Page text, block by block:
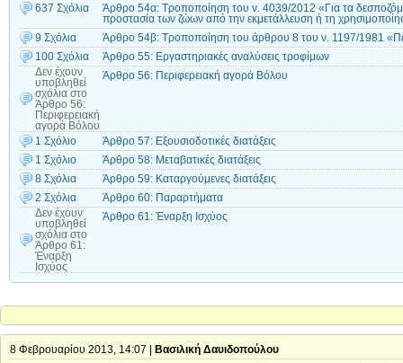
637 Σχόλια
Άρθρο 54α: Τροποποίηση του ν. 4039/2012 «Για τα
προστασία των ζώων από την εκμετάλλευση ή τη
9 Σχόλια
Άρθρο 54β: Τροποποίηση του άρθρου 8 του ν. 1197/1981
100 Σχόλια
Άρθρο 55: Εργαστηριακές αναλύσεις τροφίμων
Δεν έχουν
υποβληθεί
σχόλια στο
Άρθρο 56:
Περιφερειακή
αγορά Βόλου
Άρθρο 56: Περιφερειακή αγορά Βόλου
1 Σχόλιο
Άρθρο 57: Εξουσιοδοτικές διατάξεις
1 Σχόλιο
Άρθρο 58: Μεταβατικές διατάξεις
8 Σχόλια
Άρθρο 59: Καταργούμενες διατάξεις
2 Σχόλια
Άρθρο 60: Παραρτήματα
Δεν έχουν
υποβληθεί
σχόλια στο
Άρθρο 61:
Έναρξη
Ισχύος
Άρθρο 61: Έναρξη Ισχύος
8 Φεβρουαρίου 2013, 14:07 | Βασιλική Δαυιδοπούλου